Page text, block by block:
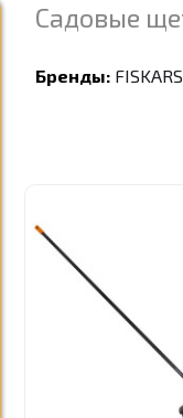
Садовые
Бренды: FISKARS